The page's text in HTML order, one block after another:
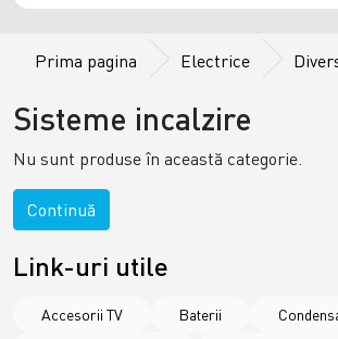
Prima pagina Electrice
Sisteme incalzire
Nu sunt produse în această categorie.
Continuă
Link-uri utile
Accesorii TV Baterii